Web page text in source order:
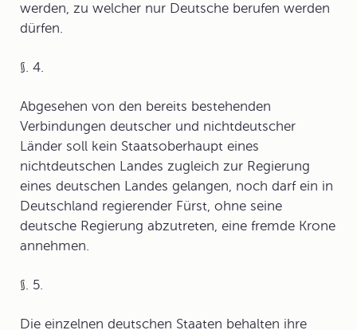
werden, zu welcher nur Deutsche berufen werden
dürfen.
§. 4.
Abgesehen von den bereits bestehenden
Verbindungen deutscher und nichtdeutscher
Länder soll kein Staatsoberhaupt eines
nichtdeutschen Landes zugleich zur Regierung
eines deutschen Landes gelangen, noch darf ein in
Deutschland regierender Fürst, ohne seine
deutsche Regierung abzutreten, eine fremde Krone
annehmen.
§. 5.
Die einzelnen deutschen Staaten behalten ihre